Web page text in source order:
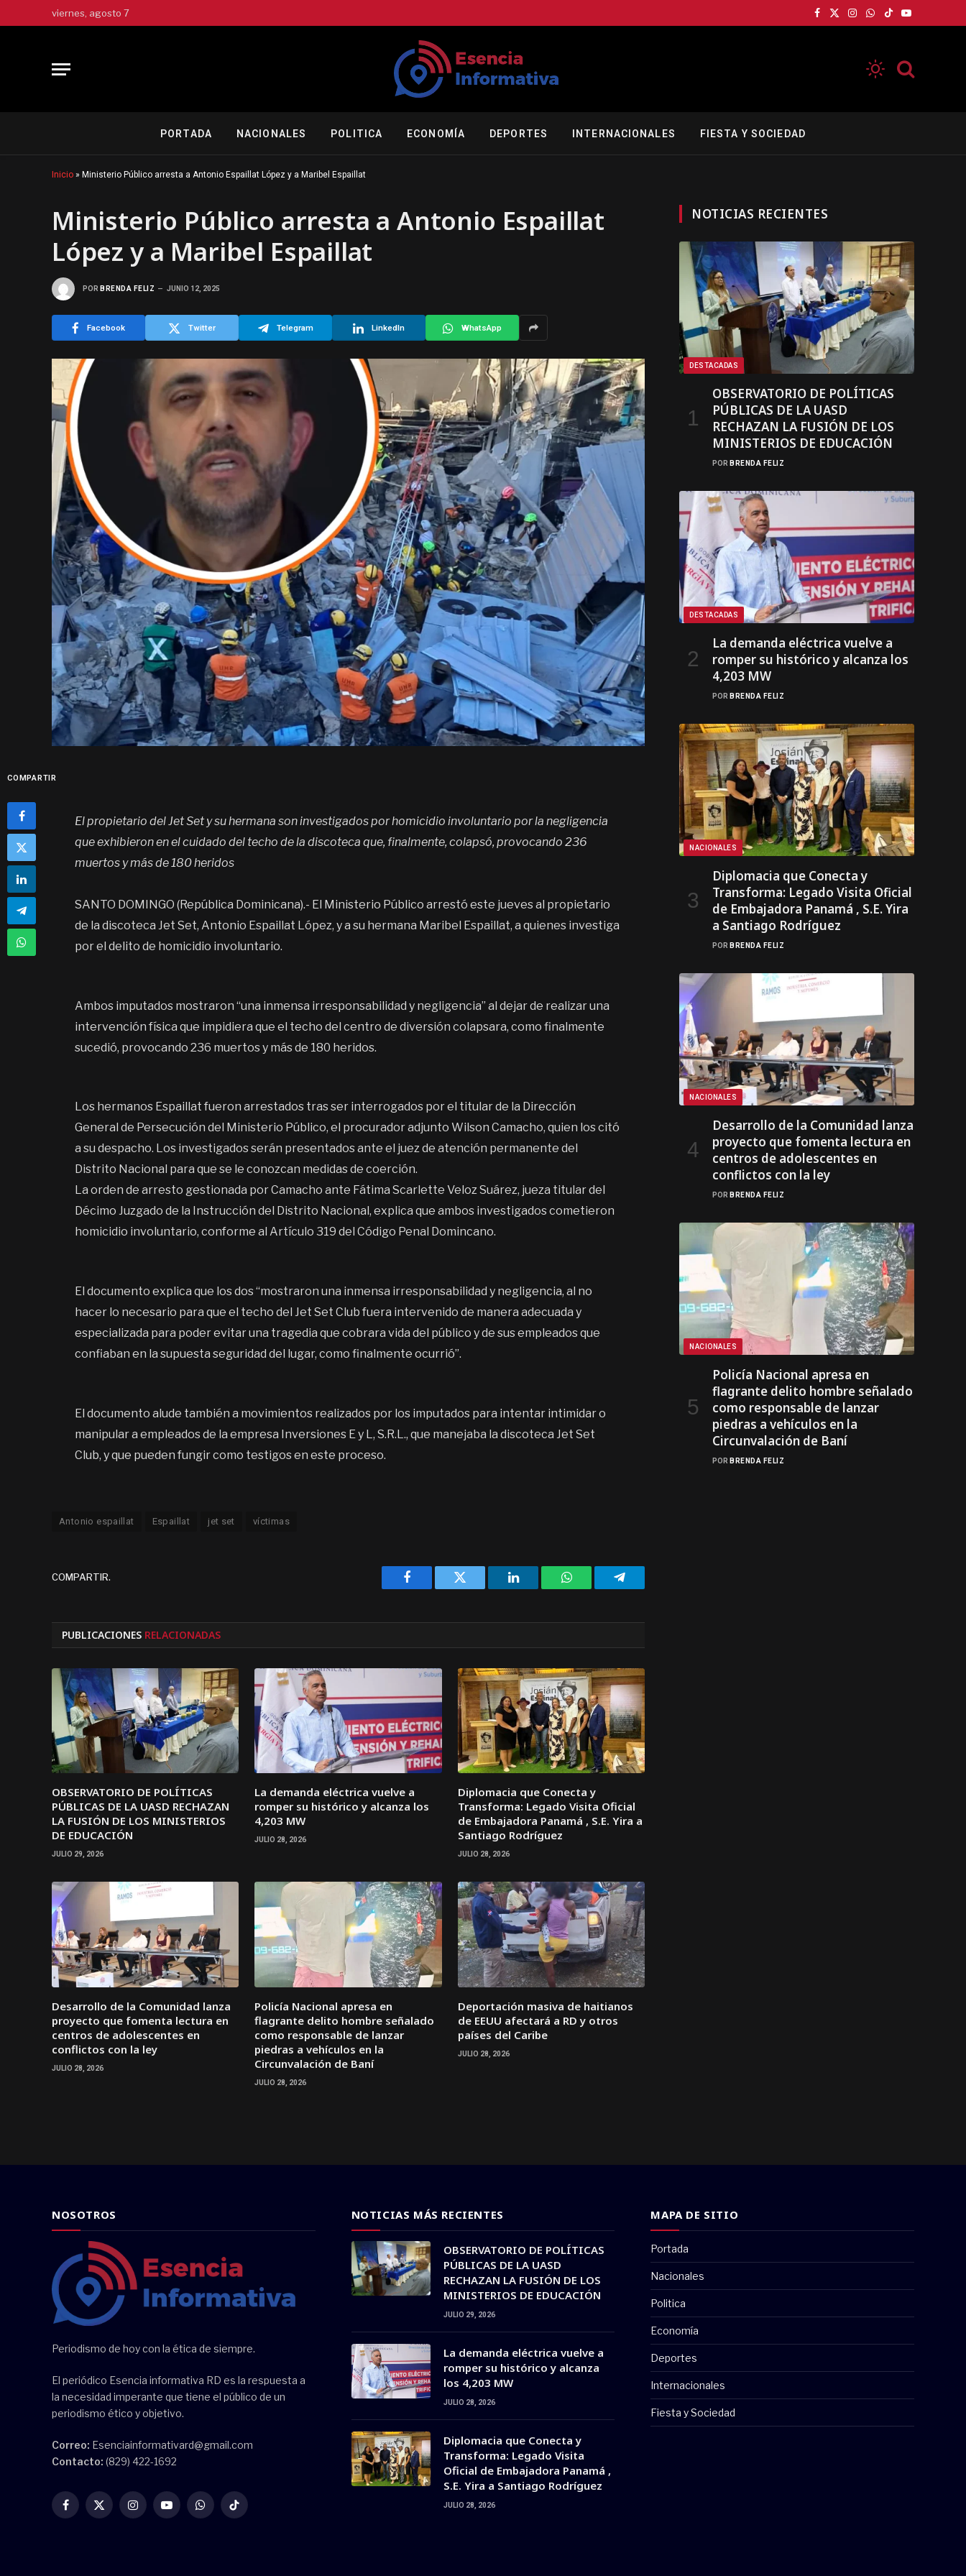
viernes, agosto 7
Facebook
X
Instagram
WhatsApp
TikTokYouTube
PORTADA NACIONALES POLITICA ECONOMÍA DEPORTES INTERNACIONALES FIESTA Y SOCIEDAD
Inicio » Ministerio Público arresta a Antonio Espaillat López y a Maribel Espaillat
Ministerio Público arresta a Antonio Espaillat
López y a Maribel Espaillat
POR BRENDA FELIZ JUNIO 12, 2025
Facebook Twitter Telegram LinkedIn WhatsApp
COMPARTIR
El propietario del Jet Set y su hermana son investigados por homicidio involuntario por la negligencia
que exhibieron en el cuidado del techo de la discoteca que, finalmente, colapsó, provocando 236
muertos y más de 180 heridos
SANTO DOMINGO (República Dominicana).- El Ministerio Público arrestó este jueves al propietario
de la discoteca Jet Set, Antonio Espaillat López, y a su hermana Maribel Espaillat, a quienes investiga
por el delito de homicidio involuntario.
Ambos imputados mostraron “una inmensa irresponsabilidad y negligencia” al dejar de realizar una
intervención física que impidiera que el techo del centro de diversión colapsara, como finalmente
sucedió, provocando 236 muertos y más de 180 heridos.
Los hermanos Espaillat fueron arrestados tras ser interrogados por el titular de la Dirección
General de Persecución del Ministerio Público, el procurador adjunto Wilson Camacho, quien los citó
a su despacho. Los investigados serán presentados ante el juez de atención permanente del
Distrito Nacional para que se le conozcan medidas de coerción.
La orden de arresto gestionada por Camacho ante Fátima Scarlette Veloz Suárez, jueza titular del
Décimo Juzgado de la Instrucción del Distrito Nacional, explica que ambos investigados cometieron
homicidio involuntario, conforme al Artículo 319 del Código Penal Domincano.
El documento explica que los dos “mostraron una inmensa irresponsabilidad y negligencia, al no
hacer lo necesario para que el techo del Jet Set Club fuera intervenido de manera adecuada y
especializada para poder evitar una tragedia que cobrara vida del público y de sus empleados que
confiaban en la supuesta seguridad del lugar, como finalmente ocurrió”.
El documento alude también a movimientos realizados por los imputados para intentar intimidar o
manipular a empleados de la empresa Inversiones E y L, S.R.L., que manejaba la discoteca Jet Set
Club, y que pueden fungir como testigos en este proceso.
Antonio espaillat Espaillat jet set víctimas
COMPARTIR.
Facebook Twitter LinkedIn WhatsAppTelegram
PUBLICACIONES RELACIONADAS
OBSERVATORIO DE POLÍTICAS
PÚBLICAS DE LA UASD RECHAZAN
LA FUSIÓN DE LOS MINISTERIOS
DE EDUCACIÓN
JULIO 29, 2026
La demanda eléctrica vuelve a
romper su histórico y alcanza los
4,203 MW
JULIO 28, 2026
Diplomacia que Conecta y
Transforma: Legado Visita Oficial
de Embajadora Panamá , S.E. Yira a
Santiago Rodríguez
JULIO 28, 2026
Desarrollo de la Comunidad lanza
proyecto que fomenta lectura en
centros de adolescentes en
conflictos con la ley
JULIO 28, 2026
Policía Nacional apresa en
flagrante delito hombre señalado
como responsable de lanzar
piedras a vehículos en la
Circunvalación de Baní
JULIO 28, 2026
Deportación masiva de haitianos
de EEUU afectará a RD y otros
países del Caribe
JULIO 28, 2026
NOTICIAS RECIENTES
DESTACADAS
OBSERVATORIO DE POLÍTICAS
PÚBLICAS DE LA UASD
RECHAZAN LA FUSIÓN DE LOS
MINISTERIOS DE EDUCACIÓN
POR BRENDA FELIZ
DESTACADAS
La demanda eléctrica vuelve a
romper su histórico y alcanza los
4,203 MW
POR BRENDA FELIZ
NACIONALES
Diplomacia que Conecta y
Transforma: Legado Visita Oficial
de Embajadora Panamá , S.E. Yira
a Santiago Rodríguez
POR BRENDA FELIZ
NACIONALES
Desarrollo de la Comunidad lanza
proyecto que fomenta lectura en
centros de adolescentes en
conflictos con la ley
POR BRENDA FELIZ
NACIONALES
Policía Nacional apresa en
flagrante delito hombre señalado
como responsable de lanzar
piedras a vehículos en la
Circunvalación de Baní
POR BRENDA FELIZ
NOSOTROS
Periodismo de hoy con la ética de siempre.
El periódico Esencia informativa RD es la respuesta a
la necesidad imperante que tiene el público de un
periodismo ético y objetivo.
Correo: Esenciainformativard@gmail.com
Contacto: (829) 422-1692
Facebook
X
InstagramYouTubeWhatsAppTikTok
NOTICIAS MÁS RECIENTES
OBSERVATORIO DE POLÍTICAS
PÚBLICAS DE LA UASD
RECHAZAN LA FUSIÓN DE LOS
MINISTERIOS DE EDUCACIÓN
JULIO 29, 2026
La demanda eléctrica vuelve a
romper su histórico y alcanza
los 4,203 MW
JULIO 28, 2026
Diplomacia que Conecta y
Transforma: Legado Visita
Oficial de Embajadora Panamá ,
S.E. Yira a Santiago Rodríguez
JULIO 28, 2026
MAPA DE SITIO
Portada
Nacionales
Politica
Economía
Deportes
Internacionales
Fiesta y Sociedad